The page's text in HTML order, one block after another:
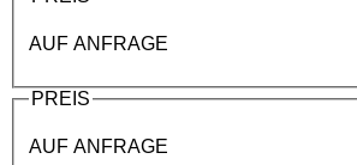
AUF ANFRAGE
PREIS
AUF ANFRAGE